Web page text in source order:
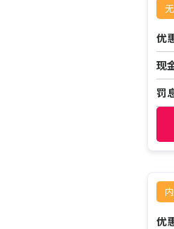
优
现
罚
优